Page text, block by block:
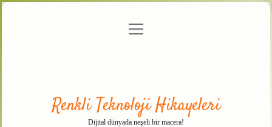
menüyü
Renkli Teknoloji Hikayeleri
Dijital dünyada neşeli bir macera!